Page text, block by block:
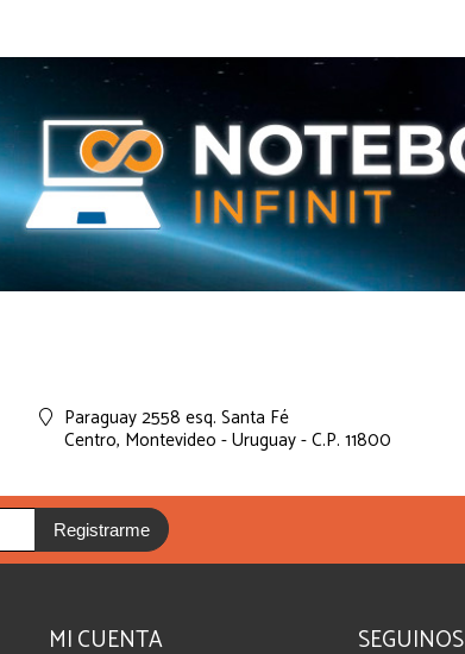
Paraguay 2558 esq. Santa Fé
Centro, Montevideo - Uruguay - C.P. 11800
Registrarme
MI CUENTA SEGUINOS